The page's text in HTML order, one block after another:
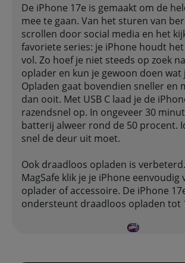
De iPhone 17e is gemaakt om de
mee te gaan. Van het sturen van
scrollen door social media en het
favoriete series: je iPhone houdt
vol. Zo hoef je niet steeds op zoek
oplader en kun je gewoon doen wat
Opladen gaat bovendien sneller en
dan ooit. Met USB C laad je de
razendsnel op. In ongeveer 30
batterij alweer rond de 50 procent.
snel de deur uit moet.
Ook draadloos opladen is
MagSafe klik je je iPhone eenvoudig
oplader of accessoire. De iPhone
ondersteunt draadloos opladen tot